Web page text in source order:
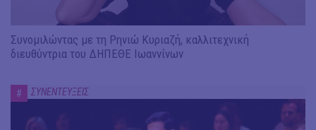
Συνομιλώντας με τη Ρηνιώ Κυριαζή, καλλιτεχνική
διευθύντρια του ΔΗΠΕΘΕ Ιωαννίνων
# ΣΥΝΕΝΤΕΥΞΕΙΣ